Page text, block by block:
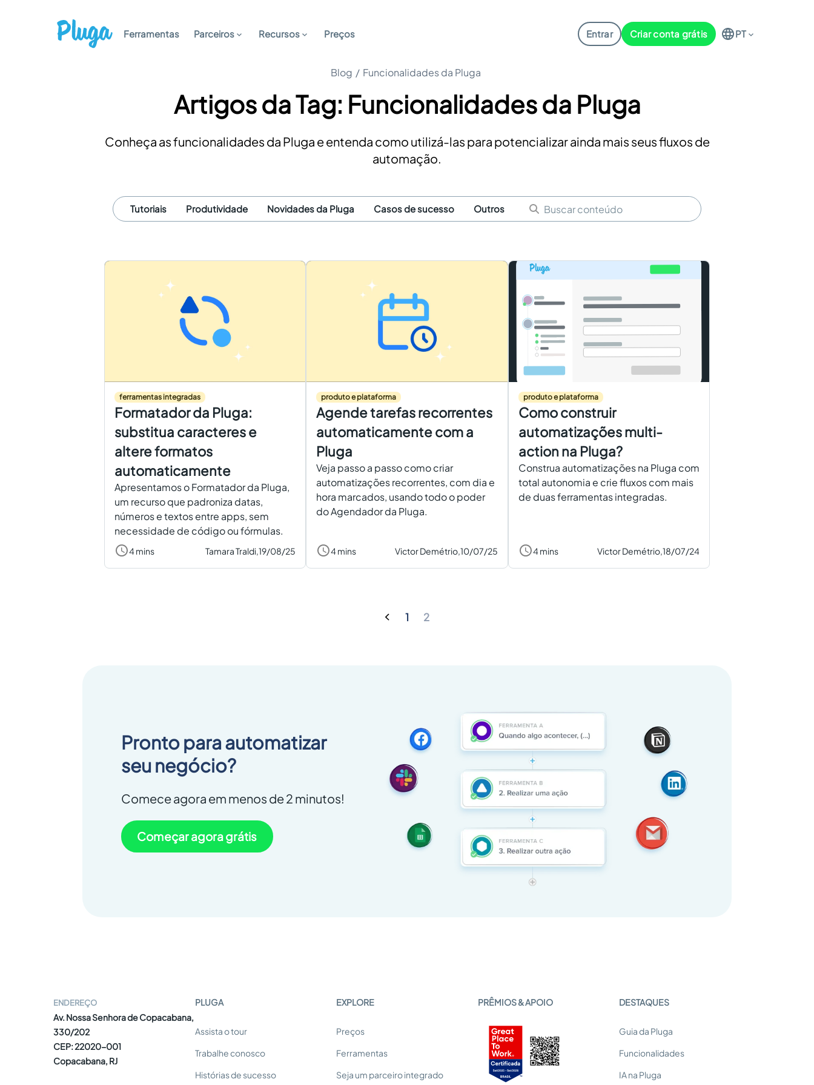
Ferramentas Parceiros Recursos Preços Entrar Criar conta grátis PT
Blog / Funcionalidades da Pluga
Artigos da Tag: Funcionalidades da Pluga
Conheça as funcionalidades da Pluga e entenda como utilizá-las para potencializar ainda mais seus fluxos de
automação.
Tutoriais Produtividade Novidades da Pluga Casos de sucesso Outros
ferramentas integradas
Formatador da Pluga:
substitua caracteres e
altere formatos
automaticamente
Apresentamos o Formatador da Pluga,
um recurso que padroniza datas,
números e textos entre apps, sem
necessidade de código ou fórmulas.
4 mins Tamara Traldi,19/08/25
produto e plataforma
Agende tarefas recorrentes
automaticamente com a
Pluga
Veja passo a passo como criar
automatizações recorrentes, com dia e
hora marcados, usando todo o poder
do Agendador da Pluga.
4 mins Victor Demétrio, 10/07/25
produto e plataforma
Como construir
automatizações multi-
action na Pluga?
Construa automatizações na Pluga com
total autonomia e crie fluxos com mais
de duas ferramentas integradas.
4 mins Victor Demétrio, 18/07/24
1 2
Pronto para automatizar
seu negócio?
Comece agora em menos de 2 minutos!
Começar agora grátis
ENDEREÇO
Av. Nossa Senhora de Copacabana,
330/202
CEP: 22020-001
Copacabana, RJ
PLUGA
Assista o tour
Trabalhe conosco
Histórias de sucesso
EXPLORE
Preços
Ferramentas
Seja um parceiro integrado
PRÊMIOS & APOIO DESTAQUES
Guia da Pluga
Funcionalidades
IA na Pluga